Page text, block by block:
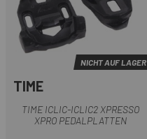
NICHT AUF LAGER
TIME
TIME ICLIC-ICLIC2 XPRESSO
XPRO PEDALPLATTEN